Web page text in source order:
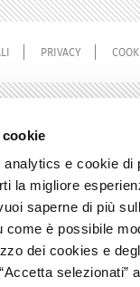
e cookie
la migliore
saperne di più
è possibile
dei cookies e
selezionati”
PRIVACY